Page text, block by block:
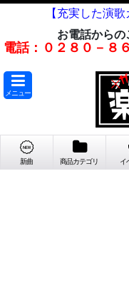
【充実した演
お電話からの
電話：０２８０－８
メニュー
新曲 商品カテゴリ イ